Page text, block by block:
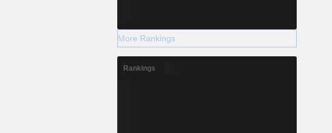
More Rankings
Rankings